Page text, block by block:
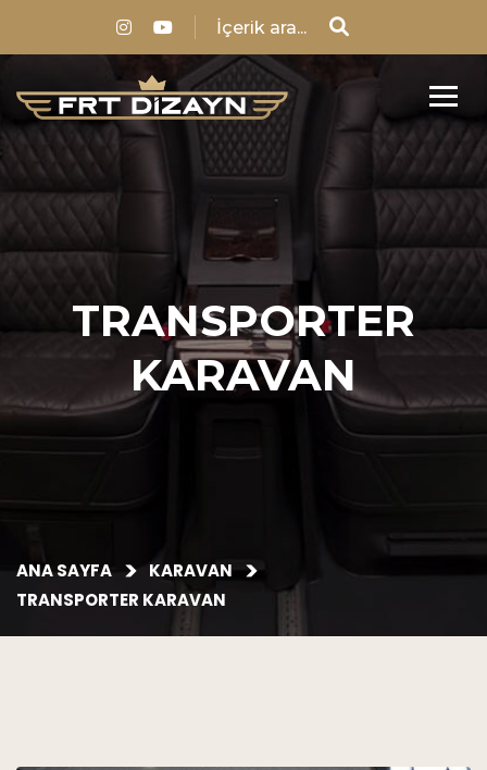
TRANSPORTER
KARAVAN
ANA SAYFA
KARAVAN
TRANSPORTER KARAVAN